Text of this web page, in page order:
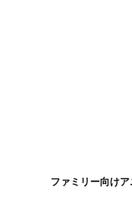
ファミリー向け